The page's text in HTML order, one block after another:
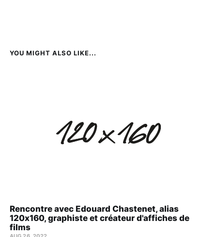
YOU MIGHT ALSO LIKE...
Rencontre avec Edouard Chastenet, alias
120x160, graphiste et créateur d'affiches de
films